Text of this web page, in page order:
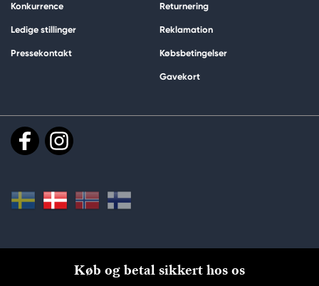
Konkurrence
Ledige stillinger
Pressekontakt
Returnering
Reklamation
Købsbetingelser
Gavekort
Køb og betal sikkert hos os